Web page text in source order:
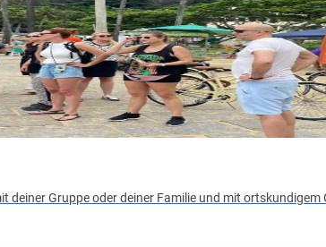
deiner Gruppe oder deiner Familie und mit ortskundigem